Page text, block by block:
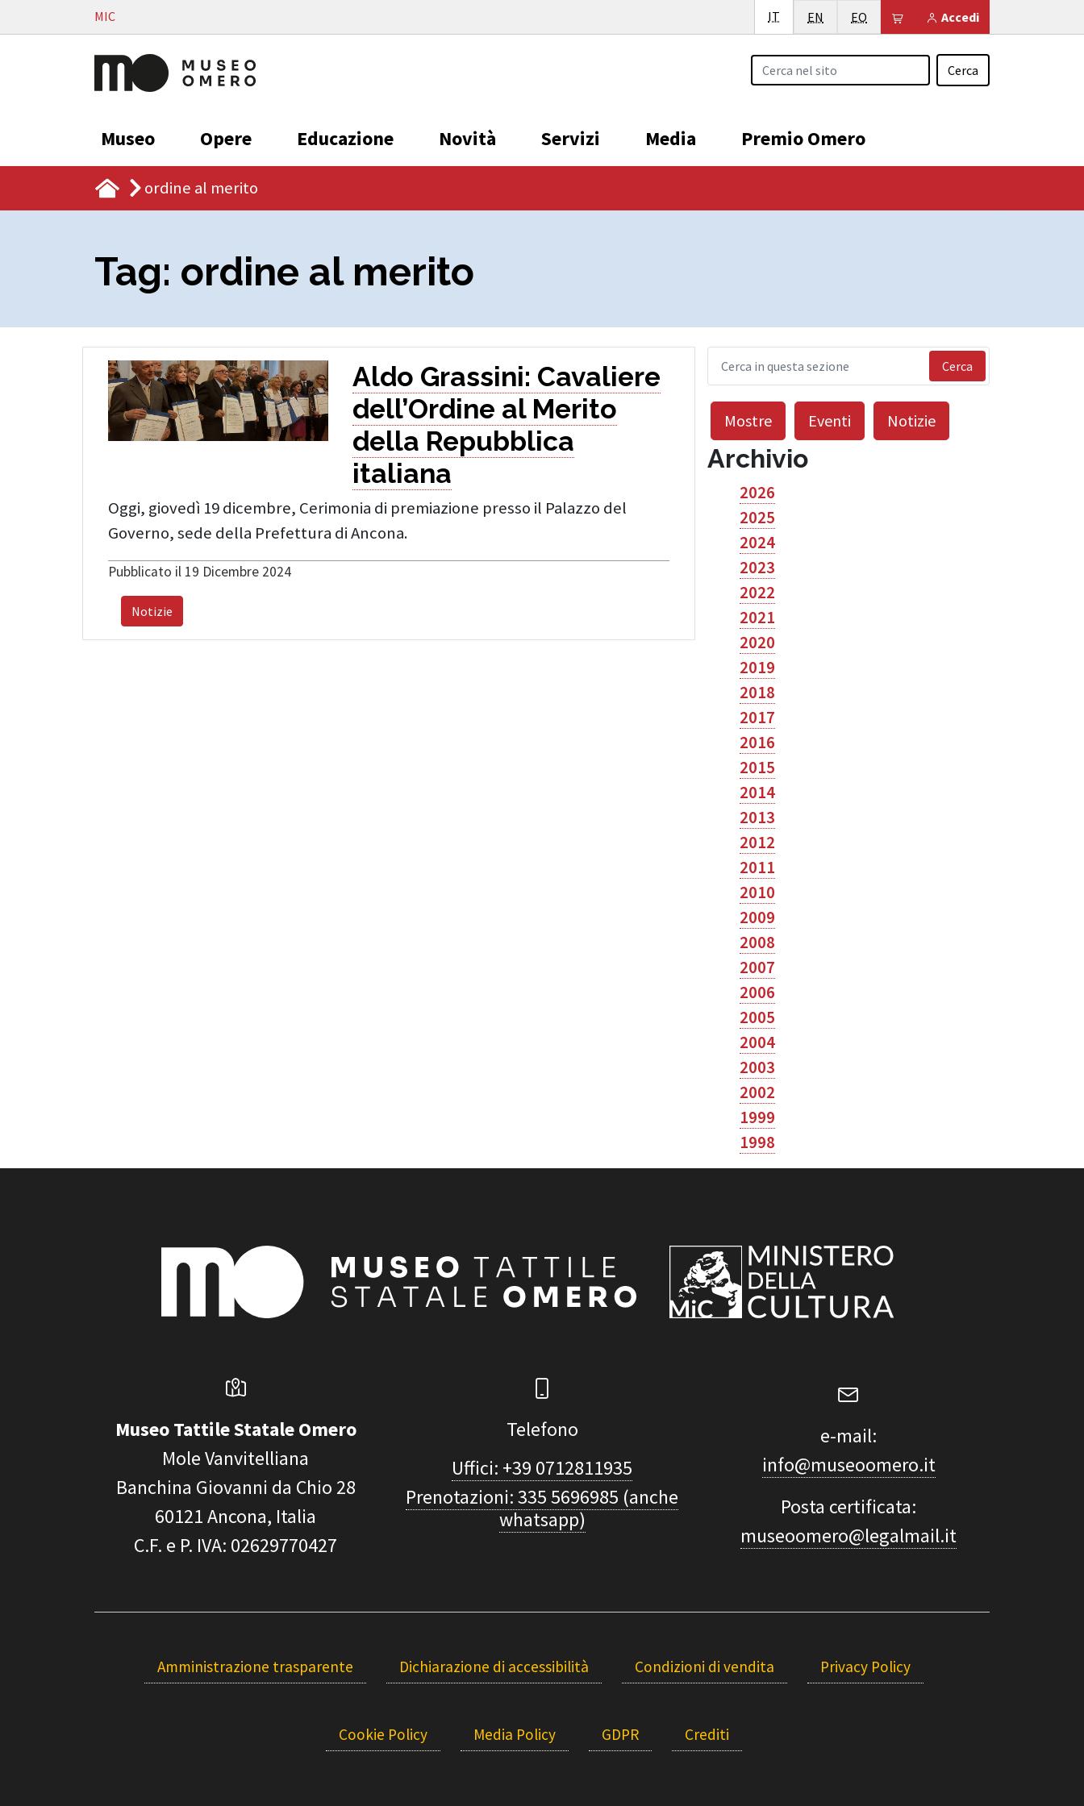
Vai al contenutoMIC Accedi
Il tuo carrello è vuoto
IT Italiano
EN English
EO Esperanto
Cerca
Museo Opere Educazione Novità Servizi Media Premio Omero
ordine al merito
Tag: ordine al merito
Aldo Grassini: Cavaliere
dell’Ordine al Merito
della Repubblica
italiana
Oggi, giovedì 19 dicembre, Cerimonia di premiazione presso il Palazzo del
Governo, sede della Prefettura di Ancona.
Pubblicato il 19 Dicembre 2024
Notizie
Cerca
Mostre Eventi Notizie
Archivio
2026
2025
2024
2023
2022
2021
2020
2019
2018
2017
2016
2015
2014
2013
2012
2011
2010
2009
2008
2007
2006
2005
2004
2003
2002
1999
1998
Museo Tattile Statale Omero
Mole Vanvitelliana
Banchina Giovanni da Chio 28
60121Ancona, Italia
C.F. e P. IVA: 02629770427
Telefono
Uffici: +39 0712811935
Prenotazioni: 335 5696985 (anche
whatsapp)
e-mail:
info@museoomero.it
Posta certificata:
museoomero@legalmail.it
Amministrazione trasparente Dichiarazione di accessibilità Condizioni di vendita Privacy Policy
Cookie Policy Media Policy GDPR Crediti